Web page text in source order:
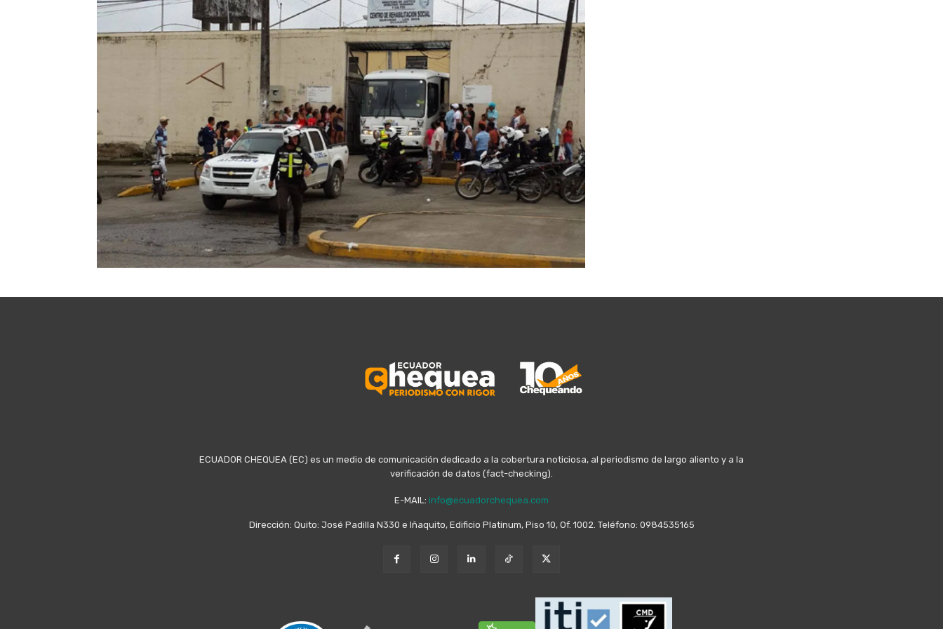
ECUADOR CHEQUEA (EC) es un medio de comunicación dedicado a la cobertura noticiosa, al periodismo de largo aliento y a la
verificación de datos (fact-checking).
E-MAIL: info@ecuadorchequea.com
Dirección: Quito: José Padilla N330 e Iñaquito, Edificio Platinum, Piso 10, Of. 1002. Teléfono: 0984535165